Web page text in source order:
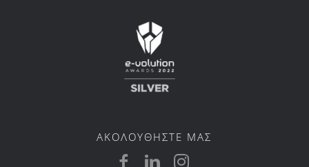
ΑΚΟΛΟΥΘΗΣΤΕ ΜΑΣ